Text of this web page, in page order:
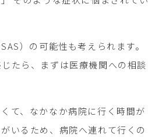
）の可能性も考えられます。
たら、まずは医療機関への相談
て、なかなか病院に行く時間が
いるため、病院へ連れて行くの